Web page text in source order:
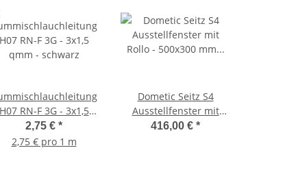
H07 RN-F 3G - 3x1,5
qmm - schwarz
2,75 € *
2,75 € pro 1 m
Dometic Seitz S4
Ausstellfenster mit
Rollo - 500x300 mm
416,00 € *